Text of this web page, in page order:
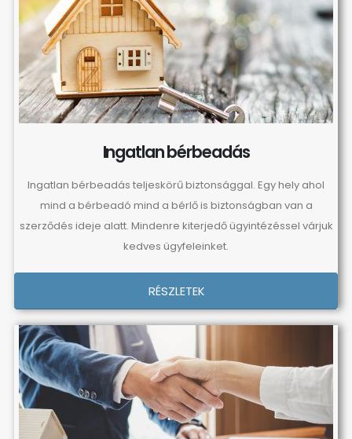
Ingatlan bérbeadás
Ingatlan bérbeadás teljeskörű biztonsággal. Egy hely ahol
mind a bérbeadó mind a bérlő is biztonságban van a
szerződés ideje alatt. Mindenre kiterjedő ügyintézéssel várjuk
kedves ügyfeleinket.
RÉSZLETEK